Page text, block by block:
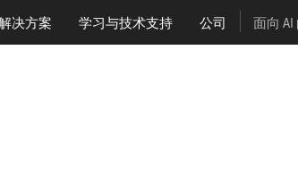
决方案 学习与技术支持 公司 面向 AI